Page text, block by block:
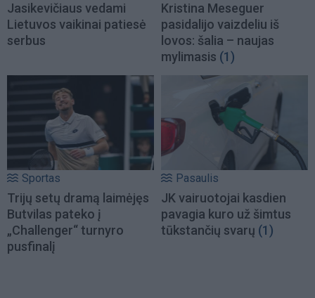
Jasikevičiaus vedami
Lietuvos vaikinai patiesė
serbus
Kristina Meseguer
pasidalijo vaizdeliu iš
lovos: šalia – naujas
mylimasis (1)
Sportas
Trijų setų dramą laimėjęs
Butvilas pateko į
„Challenger“ turnyro
pusfinalį
Pasaulis
JK vairuotojai kasdien
pavagia kuro už šimtus
tūkstančių svarų (1)